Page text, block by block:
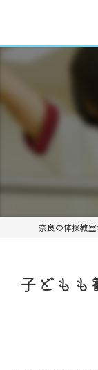
奈良の体操教
子どもも